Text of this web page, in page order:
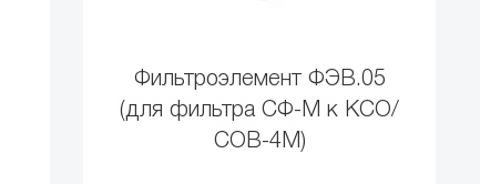
Фильтроэлемент ФЭВ.05
(для фильтра СФ-М к КСО/
СОВ-4М)